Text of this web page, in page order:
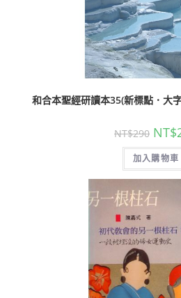
和合本聖經研讀本35(新標點．大
NT$290 NT$
加入購物車